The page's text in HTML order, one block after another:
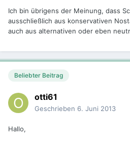
Ich bin übrigens der Meinung, dass
ausschließlich aus konservativen
auch aus alternativen oder eben
Beliebter Beitrag
otti61
Geschrieben 6. Juni 2013
Hallo,